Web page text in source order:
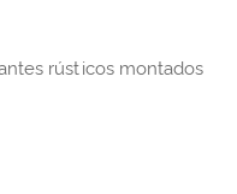
rústicos montados